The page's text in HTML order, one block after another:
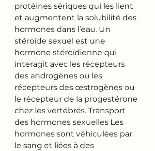
protéines sériques qui les lient
et augmentent la solubilité des
hormones dans l’eau. Un
stéroïde sexuel est une
hormone stéroïdienne qui
interagit avec les récepteurs
des androgènes ou les
récepteurs des œstrogènes ou
le récepteur de la progestérone
chez les vertébrés. Transport
des hormones sexuelles Les
hormones sont véhiculées par
le sang et liées à des